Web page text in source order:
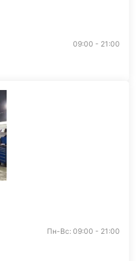
09:00 - 21:00
Пн-Вс: 09:00 - 21:00